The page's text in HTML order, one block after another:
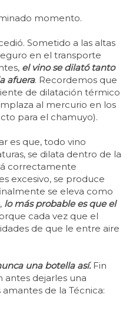
momento.
Sometido a las altas
en el transporte
el vino se dilató tanto
afuera. Recordemos que
de dilatación térmico
al mercurio en los
para el chamuyo).
es que, todo vino
se dilata dentro de la
correctamente
excesivo, se produce
se eleva como
lo más probable es que el
cada vez que el
de que le entre aire
una botella así.Fin
antes dejarles una
de la Técnica: